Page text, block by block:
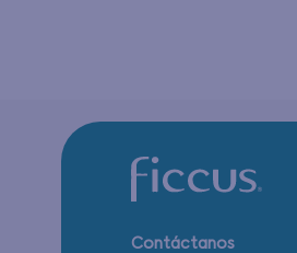
Contáctanos